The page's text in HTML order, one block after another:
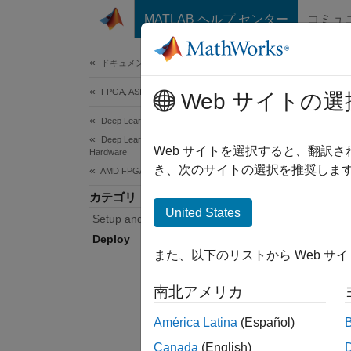
コンテンツへスキップ
MATLAB ヘルプ センター コミュ
ドキュメンテーションのホーム
FPGA, ASIC, and SoC Development
Deep Learning HDL Toolbox
Deep Learning HDL Toolbox Supported
Hardware
AMD FPGA and SoC Devices
カテゴリ
Setup and Configuration
Deploy
Create
The
on a
Web サイトの選
Web サイトを選択すると、翻訳
き、次のサイトの選択を推奨しま
United States
また、以下のリストから Web サ
南北アメリカ
América Latina (Español)
Canada (English)